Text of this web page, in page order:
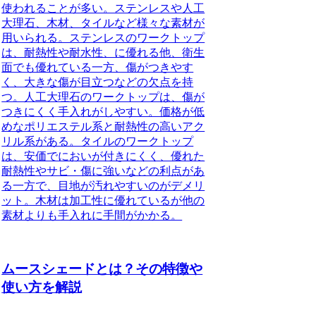
使われることが多い。ステンレスや人工
大理石、木材、タイルなど様々な素材が
用いられる。ステンレスのワークトップ
は、耐熱性や耐水性、に優れる他、衛生
面でも優れている一方、傷がつきやす
く、大きな傷が目立つなどの欠点を持
つ。人工大理石のワークトップは、傷が
つきにくく手入れがしやすい。価格が低
めなポリエステル系と耐熱性の高いアク
リル系がある。タイルのワークトップ
は、安価でにおいが付きにくく、優れた
耐熱性やサビ・傷に強いなどの利点があ
る一方で、目地が汚れやすいのがデメリ
ット。木材は加工性に優れているが他の
素材よりも手入れに手間がかかる。
ムースシェードとは？その特徴や
使い方を解説